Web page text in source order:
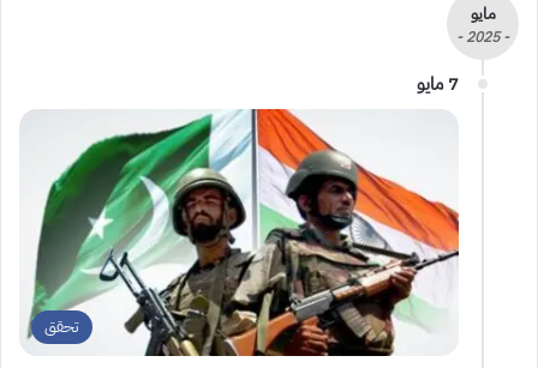
مايو
- 2025 -
7 مايو
تحقق